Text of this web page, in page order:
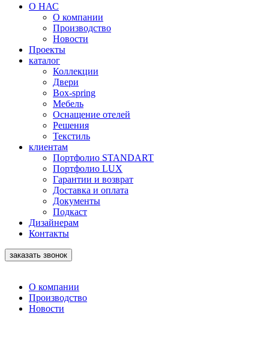
О НАС
О компании
Производство
Новости
Проекты
каталог
Коллекции
Двери
Box-spring
Мебель
Оснащение отелей
Решения
Текстиль
клиентам
Портфолио STANDART
Портфолио LUX
Гарантии и возврат
Доставка и оплата
Документы
Подкаст
Дизайнерам
Контакты
заказать звонок
О компании
Производство
Новости